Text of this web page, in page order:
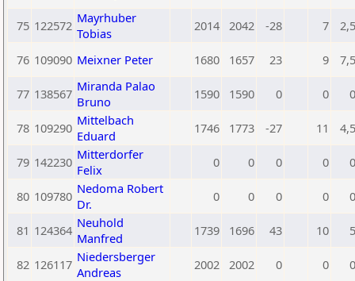
75 122572 Mayrhuber
Tobias
2014 2042 -28 7 2,5
76 109090 Meixner Peter 1680 1657 23 9 7,5
77 138567 Miranda Palao
Bruno
1590 1590 0 0 0
78 109290 Mittelbach
Eduard
1746 1773 -27 11 4,5
79 142230 Mitterdorfer
Felix
0 0 0 0 0
80 109780 Nedoma Robert
Dr.
0 0 0 0 0
81 124364 Neuhold
Manfred
1739 1696 43 10 5
82 126117 Niedersberger
Andreas
2002 2002 0 0 0